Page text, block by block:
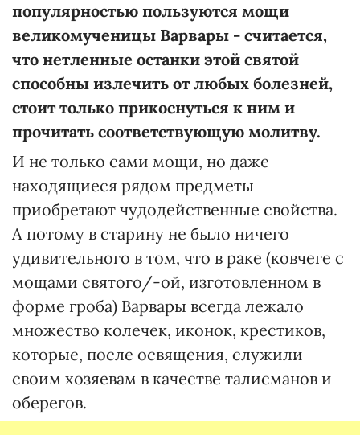
популярностью пользуются мощи
великомученицы Варвары - считается,
что нетленные останки этой святой
способны излечить от любых болезней,
стоит только прикоснуться к ним и
прочитать соответствующую молитву.
И не только сами мощи, но даже
находящиеся рядом предметы
приобретают чудодейственные свойства.
А потому в старину не было ничего
удивительного в том, что в раке (ковчеге с
мощами святого/-ой, изготовленном в
форме гроба) Варвары всегда лежало
множество колечек, иконок, крестиков,
которые, после освящения, служили
своим хозяевам в качестве талисманов и
оберегов.